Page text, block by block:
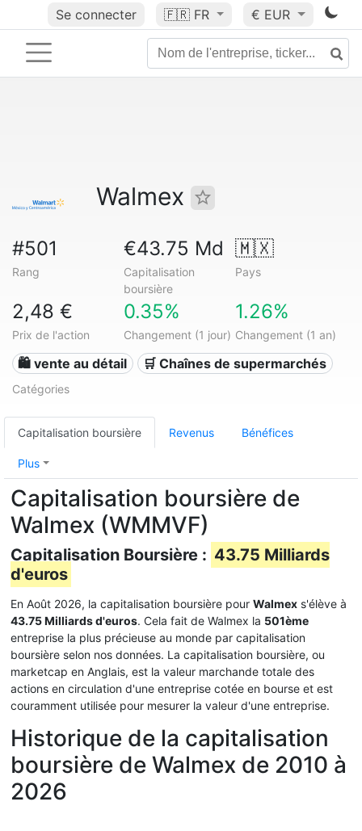
Se connecter 🇫🇷 FR € EUR
Walmex
#501
Rang
€43.75 Md
Capitalisation
boursière
🇲🇽
Pays
2,48 €
Prix de l'action
0.35%
Changement (1 jour)
1.26%
Changement (1 an)
🛍️ vente au détail 🛒 Chaînes de supermarchés
Catégories
Capitalisation boursière Revenus Bénéfices
Plus
Capitalisation boursière de
Walmex (WMMVF)
Capitalisation Boursière : 43.75 Milliards
d'euros
En Août 2026, la capitalisation boursière pour Walmex s'élève à
43.75 Milliards d'euros. Cela fait de Walmex la 501ème
entreprise la plus précieuse au monde par capitalisation
boursière selon nos données. La capitalisation boursière, ou
marketcap en Anglais, est la valeur marchande totale des
actions en circulation d'une entreprise cotée en bourse et est
couramment utilisée pour mesurer la valeur d'une entreprise.
Historique de la capitalisation
boursière de Walmex de 2010 à
2026